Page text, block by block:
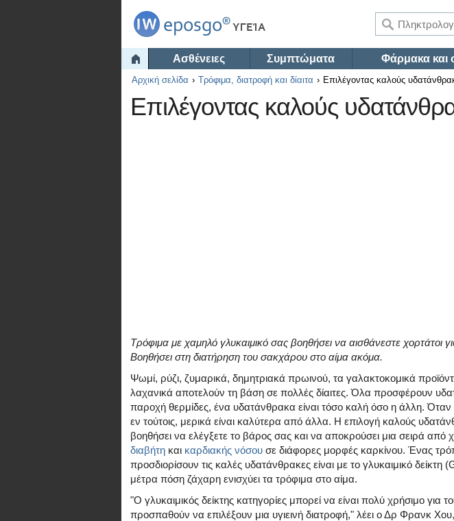
Ασθένειες Συμπτώματα Φάρμακα
Αρχική σελίδα Τρόφιμα, διατροφή και δίαιτα Επιλέγοντας καλούς
Επιλέγοντας καλούς
Τρόφιμα με χαμηλό γλυκαιμικό σας βοηθήσει να αισθάνεστε χορτάτοι
Βοηθήσει στη διατήρηση του σακχάρου στο αίμα ακόμα.
Ψωμί, ρύζι, ζυμαρικά, δημητριακά πρωινού, τα γαλακτοκομικά
λαχανικά αποτελούν τη βάση σε πολλές δίαιτες. Όλα προσφέρουν
παροχή θερμίδες, ένα υδατάνθρακα είναι τόσο καλή όσο η άλλη. Όταν
εν τούτοις, μερικά είναι καλύτερα από άλλα. Η επιλογή καλούς
βοηθήσει να ελέγξετε το βάρος σας και να αποκρούσει μια σειρά από
διαβήτη και καρδιακής νόσου σε διάφορες μορφές καρκίνου. Ένας
προσδιορίσουν τις καλές υδατάνθρακες είναι με το γλυκαιμικό δείκτη
μέτρα πόση ζάχαρη ενισχύει τα τρόφιμα στο αίμα.
"Ο γλυκαιμικός δείκτης κατηγορίες μπορεί να είναι πολύ χρήσιμο για
προσπαθούν να επιλέξουν μια υγιεινή διατροφή," λέει ο Δρ Φρανκ